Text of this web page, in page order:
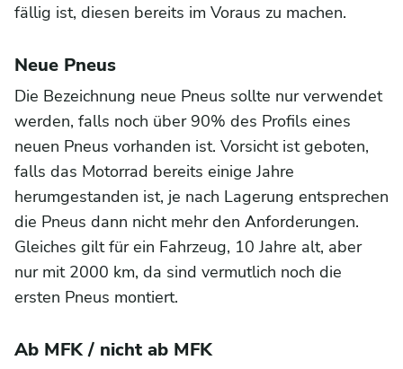
fällig ist, diesen bereits im Voraus zu machen.
Neue Pneus
Die Bezeichnung neue Pneus sollte nur verwendet
werden, falls noch über 90% des Profils eines
neuen Pneus vorhanden ist. Vorsicht ist geboten,
falls das Motorrad bereits einige Jahre
herumgestanden ist, je nach Lagerung entsprechen
die Pneus dann nicht mehr den Anforderungen.
Gleiches gilt für ein Fahrzeug, 10 Jahre alt, aber
nur mit 2000 km, da sind vermutlich noch die
ersten Pneus montiert.
Ab MFK / nicht ab MFK